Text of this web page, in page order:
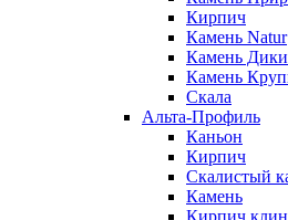
Кирпич
Камень Natur
Камень
Камень
Скала
Альта-Профиль
Каньон
Кирпич
Скалистый
Камень
Кирпич